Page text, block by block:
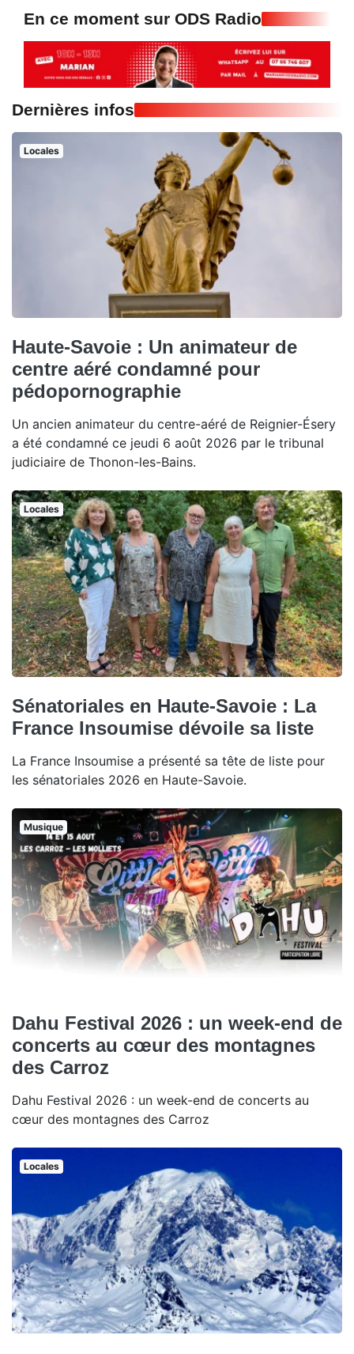
En ce moment sur ODS Radio
Dernières infos
Locales
Haute-Savoie : Un animateur de
centre aéré condamné pour
pédopornographie
Un ancien animateur du centre-aéré de Reignier-Ésery
a été condamné ce jeudi 6 août 2026 par le tribunal
judiciaire de Thonon-les-Bains.
Locales
Sénatoriales en Haute-Savoie : La
France Insoumise dévoile sa liste
La France Insoumise a présenté sa tête de liste pour
les sénatoriales 2026 en Haute-Savoie.
Musique
Dahu Festival 2026 : un week-end de
concerts au cœur des montagnes
des Carroz
Dahu Festival 2026 : un week-end de concerts au
cœur des montagnes des Carroz
Locales